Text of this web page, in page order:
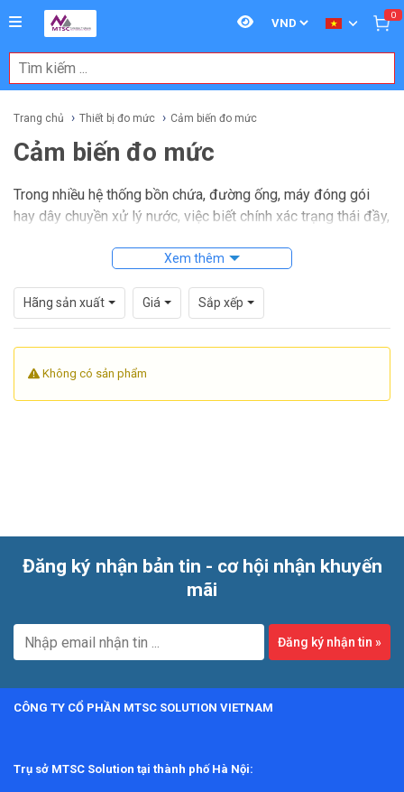
0
Trang chủ Thiết bị đo mức Cảm biến đo mức
Cảm biến đo mức
Trong nhiều hệ thống bồn chứa, đường ống, máy đóng gói
hay dây chuyền xử lý nước, việc biết chính xác trạng thái đầy,
Cảm biến đo mức
chạy khô, điều khiển bơm và tối ưu quy trình trong môi
trường công nghiệp.
mong muốn, người dùng có thể lựa chọn nhiều nguyên lý đo
khác nhau như rung vibronic, điện dung, siêu âm hay dạng
Xem thêm
Hãng sản xuất Giá Sắp xếp
Không có sản phẩm
Đăng ký nhận bản tin - cơ hội nhận khuyến
mãi
Đăng ký nhận tin »
CÔNG TY CỔ PHẦN MTSC SOLUTION VIETNAM
Trụ sở MTSC Solution tại thành phố Hà Nội: